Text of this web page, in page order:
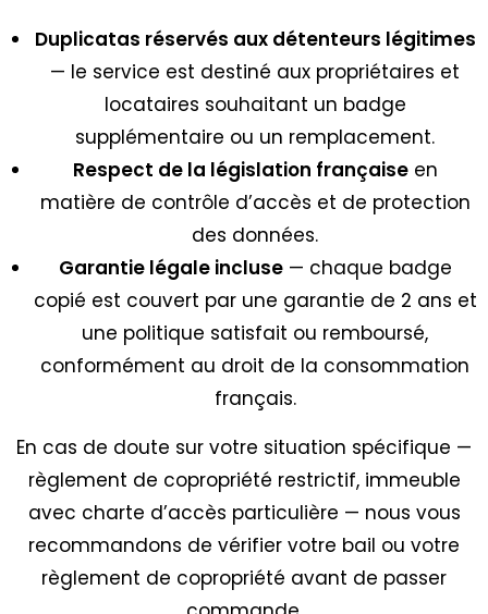
Duplicatas réservés aux détenteurs légitimes
— le service est destiné aux propriétaires et
locataires souhaitant un badge
supplémentaire ou un remplacement.
Respect de la législation françaiseen
matière de contrôle d’accès et de protection
des données.
Garantie légale incluse— chaque badge
copié est couvert par une garantie de 2 ans et
une politique satisfait ou remboursé,
conformément au droit de la consommation
français.
En cas de doute sur votre situation spécifique —
règlement de copropriété restrictif, immeuble
avec charte d’accès particulière — nous vous
recommandons de vérifier votre bail ou votre
règlement de copropriété avant de passer